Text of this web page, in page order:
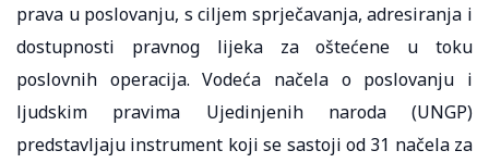
prava u poslovanju, s ciljem sprječavanja, adresiranja i
dostupnosti pravnog lijeka za oštećene u toku
poslovnih operacija. Vodeća načela o poslovanju i
ljudskim pravima Ujedinjenih naroda (UNGP)
predstavljaju instrument koji se sastoji od 31 načela za